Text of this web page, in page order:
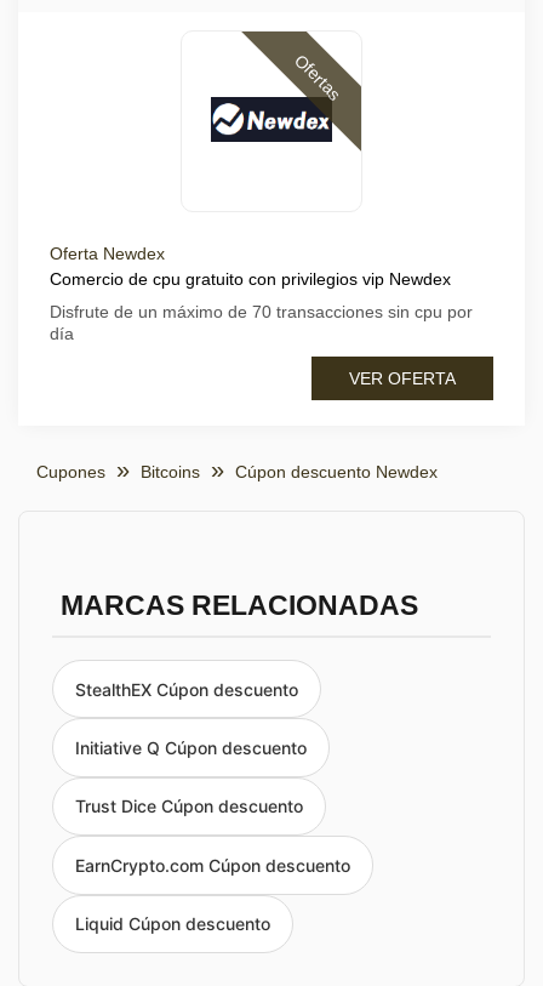
Ofertas
Oferta Newdex
Comercio de cpu gratuito con privilegios vip Newdex
Disfrute de un máximo de 70 transacciones sin cpu por
día
VER OFERTA
Cupones Bitcoins Cúpon descuento Newdex
MARCAS RELACIONADAS
StealthEX Cúpon descuento
Initiative Q Cúpon descuento
Trust Dice Cúpon descuento
EarnCrypto.com Cúpon descuento
Liquid Cúpon descuento